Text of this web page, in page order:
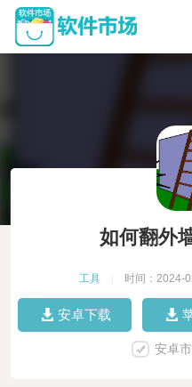
如何翻外
工具 时间：2024-
安卓下载
安卓